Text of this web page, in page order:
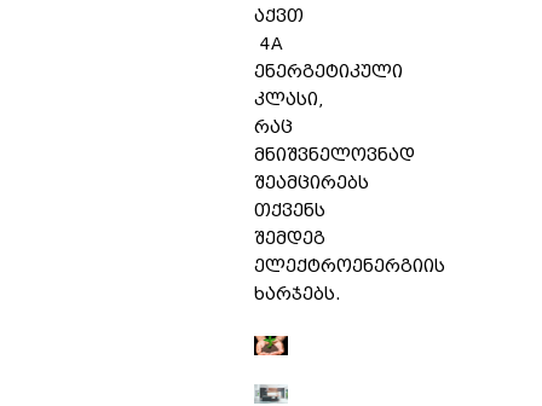
აქვთ
4A
ენერგეტიკული
კლასი,
რაც
მნიშვნელოვნად
შეამცირებს
თქვენს
შემდეგ
ელექტროენერგიის
ხარჯებს.